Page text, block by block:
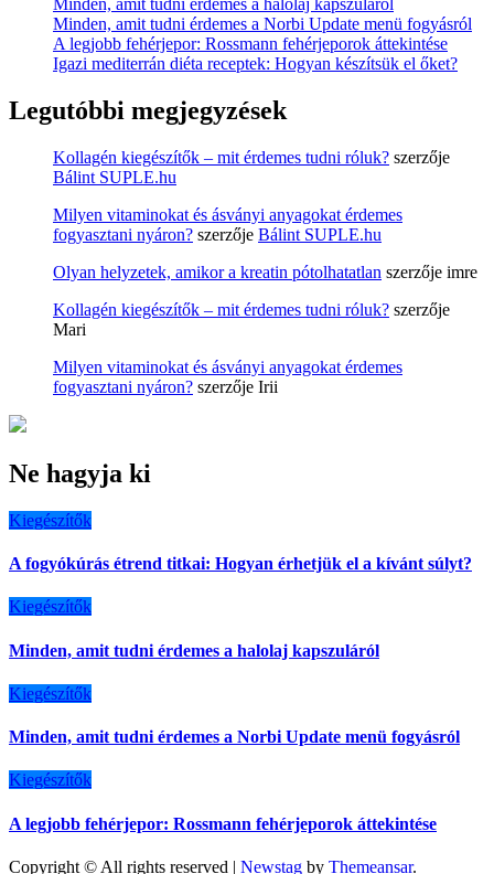
Minden, amit tudni érdemes a halolaj kapszuláról
Minden, amit tudni érdemes a Norbi Update menü fogyásról
A legjobb fehérjepor: Rossmann fehérjeporok áttekintése
Igazi mediterrán diéta receptek: Hogyan készítsük el őket?
Legutóbbi megjegyzések
Kollagén kiegészítők – mit érdemes tudni róluk? szerzője
Bálint SUPLE.hu
Milyen vitaminokat és ásványi anyagokat érdemes
fogyasztani nyáron? szerzője Bálint SUPLE.hu
Olyan helyzetek, amikor a kreatin pótolhatatlan szerzője imre
Kollagén kiegészítők – mit érdemes tudni róluk? szerzője
Mari
Milyen vitaminokat és ásványi anyagokat érdemes
fogyasztani nyáron? szerzője Irii
Ne hagyja ki
Kiegészítők
A fogyókúrás étrend titkai: Hogyan érhetjük el a kívánt súlyt?
Kiegészítők
Minden, amit tudni érdemes a halolaj kapszuláról
Kiegészítők
Minden, amit tudni érdemes a Norbi Update menü fogyásról
Kiegészítők
A legjobb fehérjepor: Rossmann fehérjeporok áttekintése
Copyright © All rights reserved | Newstag by Themeansar.